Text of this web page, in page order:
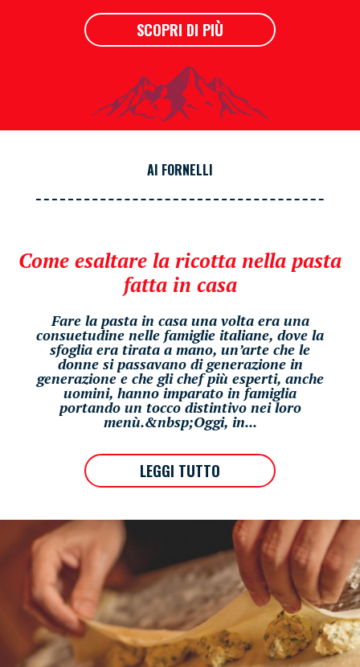
SCOPRI DI PIÙ
AI FORNELLI
Come esaltare la ricotta nella pasta
fatta in casa
Fare la pasta in casa una volta era una
consuetudine nelle famiglie italiane, dove la
sfoglia era tirata a mano, un’arte che le
donne si passavano di generazione in
generazione e che gli chef più esperti, anche
uomini, hanno imparato in famiglia
portando un tocco distintivo nei loro
menù.&nbsp;Oggi, in...
LEGGI TUTTO